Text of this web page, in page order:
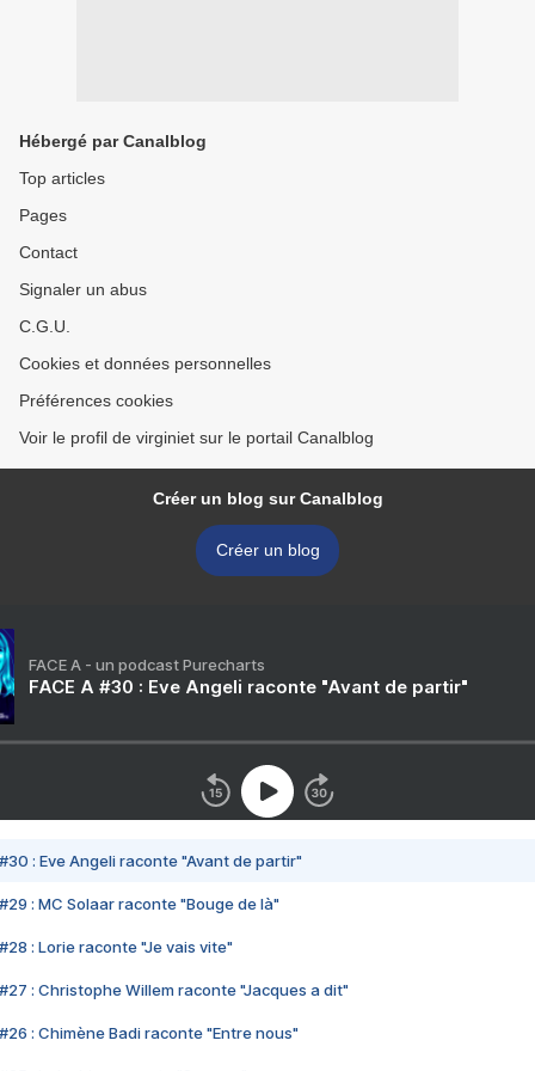
Hébergé par Canalblog
Top articles
Pages
Contact
Signaler un abus
C.G.U.
Cookies et données personnelles
Préférences cookies
Voir le profil de virginiet sur le portail Canalblog
Créer un blog sur Canalblog
Créer un blog
FACE A - un podcast Purecharts
FACE A #30 : Eve Angeli raconte "Avant de partir"
#30 : Eve Angeli raconte "Avant de partir"
#29 : MC Solaar raconte "Bouge de là"
#28 : Lorie raconte "Je vais vite"
#27 : Christophe Willem raconte "Jacques a dit"
#26 : Chimène Badi raconte "Entre nous"